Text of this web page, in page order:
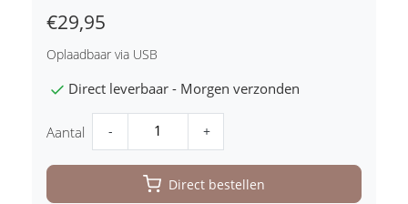
€29,95
Oplaadbaar via USB
Direct leverbaar - Morgen verzonden
Aantal - +
Direct bestellen